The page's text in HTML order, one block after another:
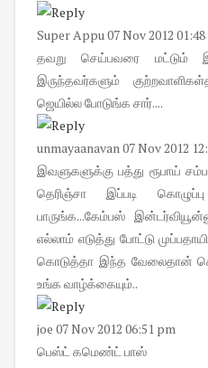
Super Appu07 Nov 2012
தவறு செய்பவரை மட்டும்
இருந்தவர்களும்
ஜெயில்ல போடுங்க சார்....
unmayaanavan07 Nov 2012
இவளுகளுக்கு பத்து ரூபாய்
தெரிஞ்சா இப்படி
பாருங்க...கேம்பஸ்
எல்லாம் எடுத்து போட்டு
கொடுத்தா இந்த வேலைதான்
உங்க வாழ்க்கையும்..
joe 07 Nov 2012 06:51 pm
பெஸ்ட் கமெண்ட் பாஸ்